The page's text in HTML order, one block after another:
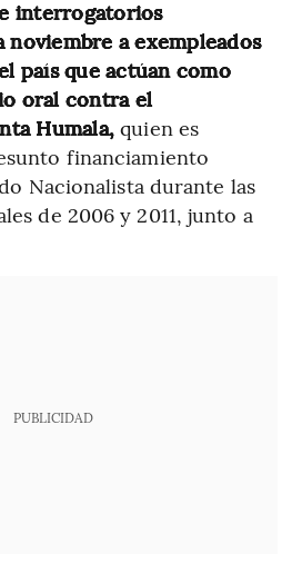
interrogatorios
noviembre a exempleados
país que actúan como
oral contra el
Humala, quien es
financiamiento
Nacionalista durante las
de 2006 y 2011, junto a
PUBLICIDAD